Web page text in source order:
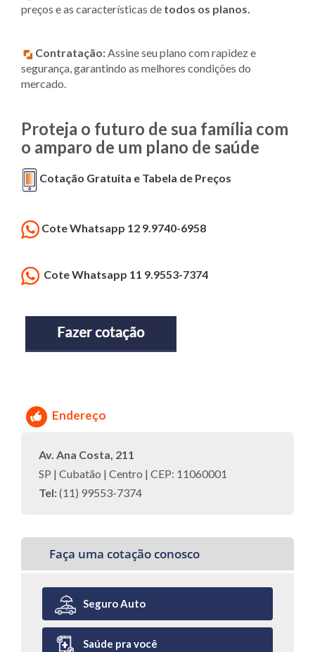
preços e as características de todos os planos.
Contratação:Assine seu plano com rapidez e
segurança, garantindo as melhores condições do
mercado.
Proteja o futuro de sua família com
o amparo de um plano de saúde
Cotação Gratuita e Tabela de Preços
Cote Whatsapp 12 9.9740-6958
Cote Whatsapp 11 9.9553-7374
Endereço
Av. Ana Costa, 211
SP | Cubatão | Centro | CEP: 11060001
Tel:(11) 99553-7374
Faça uma cotação conosco
Seguro Auto
Saúde pra você